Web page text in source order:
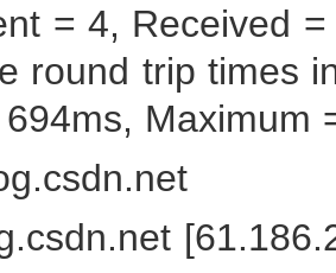
= 4, Received
round trip times
Maximum